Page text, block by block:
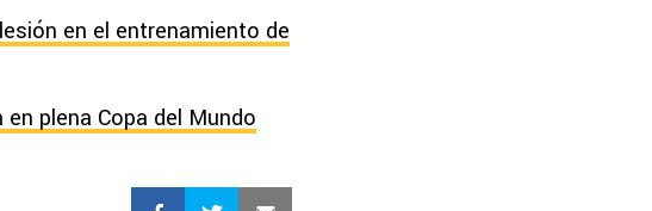
en el entrenamiento de
plena Copa del Mundo